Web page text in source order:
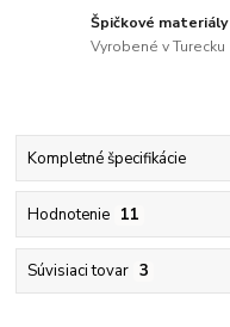
Špičkové materiály
Vyrobené v Turecku
Kompletné špecifikácie
Hodnotenie 11
Súvisiaci tovar 3